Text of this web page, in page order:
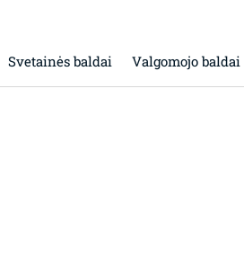
Svetainės baldai Valgomojo baldai